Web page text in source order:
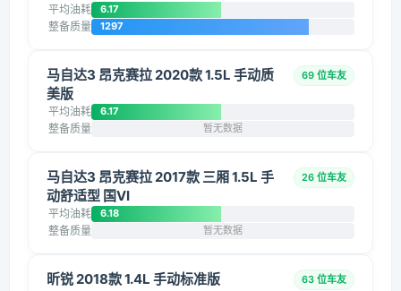
平均油耗 6.17
整备质量 1297
马自达3 昂克赛拉 2020款 1.5L 手动质
美版
69 位车友
平均油耗 6.17
整备质量 暂无数据
马自达3 昂克赛拉 2017款 三厢 1.5L 手
动舒适型 国VI
26 位车友
平均油耗 6.18
整备质量 暂无数据
昕锐 2018款 1.4L 手动标准版 63 位车友